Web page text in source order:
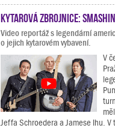
Kytarová zbrojnice:
Video reportáž s legendární
o jejich kytarovém vybavení.
V
Jeffa Schroedera a Jamese Ihu.